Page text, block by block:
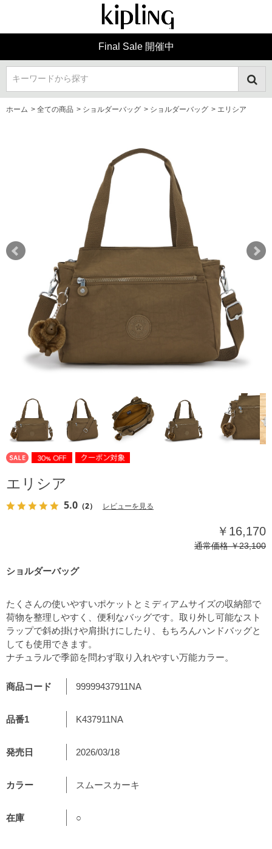
Final Sale 開催中
キーワードから探す
ホーム > 全ての商品 > ショルダーバッグ > ショルダーバッグ > エリシア
エリシア
5.0 （2） レビューを見る
ショルダーバッグ
￥16,170
通常価格￥23,100
商品コード 99999437911NA
品番1 K437911NA
発売日 2026/03/18
カラー スムースカーキ
在庫 ○
たくさんの使いやすいポケットとミディアムサイズの収納部で
荷物を整理しやすく、便利なバッグです。取り外し可能なスト
ラップで斜め掛けや肩掛けにしたり、もちろんハンドバッグと
しても使用できます。
ナチュラルで季節を問わず取り入れやすい万能カラー。